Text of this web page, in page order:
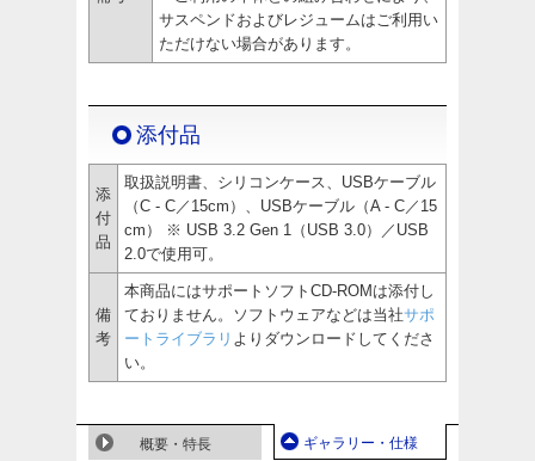
サスペンドおよびレジュームはご利用い
ただけない場合があります。
添付品
添
付
品
取扱説明書、シリコンケース、USBケーブル
（C - C／15cm）、USBケーブル（A - C／15
cm） ※ USB 3.2 Gen 1（USB 3.0）／USB
2.0で使用可。
備
考
本商品にはサポートソフトCD-ROMは添付し
ておりません。ソフトウェアなどは当社サポ
ートライブラリ よりダウンロードしてくださ
い。
概要・特長 ギャラリー・仕様